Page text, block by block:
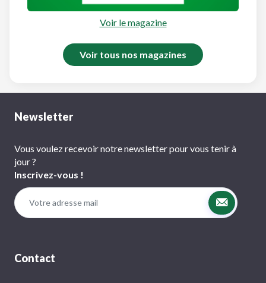
Voir le magazine
Voir tous nos magazines
Newsletter
Vous voulez recevoir notre newsletter pour vous tenir à
jour ?
Inscrivez-vous !
Contact